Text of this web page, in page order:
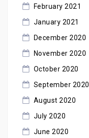
February 2021
January 2021
December 2020
November 2020
October 2020
September 2020
August 2020
July 2020
June 2020